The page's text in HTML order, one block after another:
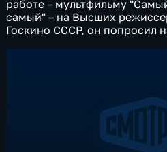
работе – мультфильму
самый" – на Высших
Госкино СССР, он попросил